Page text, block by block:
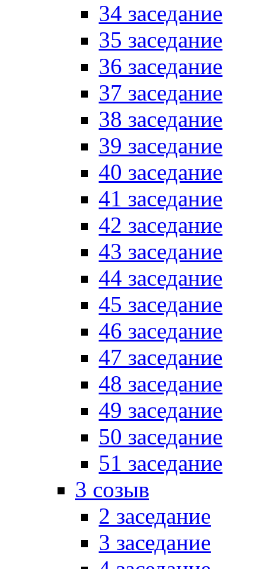
34 заседание
35 заседание
36 заседание
37 заседание
38 заседание
39 заседание
40 заседание
41 заседание
42 заседание
43 заседание
44 заседание
45 заседание
46 заседание
47 заседание
48 заседание
49 заседание
50 заседание
51 заседание
3 созыв
2 заседание
3 заседание